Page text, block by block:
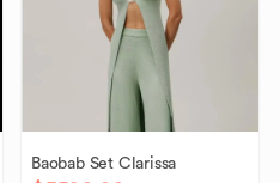
Baobab Set Clarissa